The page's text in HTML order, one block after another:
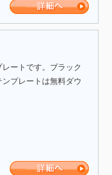
ートです。ブラック
プレートは無料ダウ